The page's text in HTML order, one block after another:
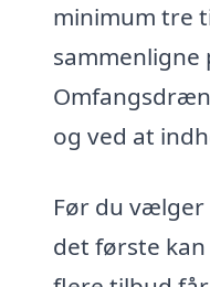
minimum tre
sammenligne
og ved at
Før du
det første